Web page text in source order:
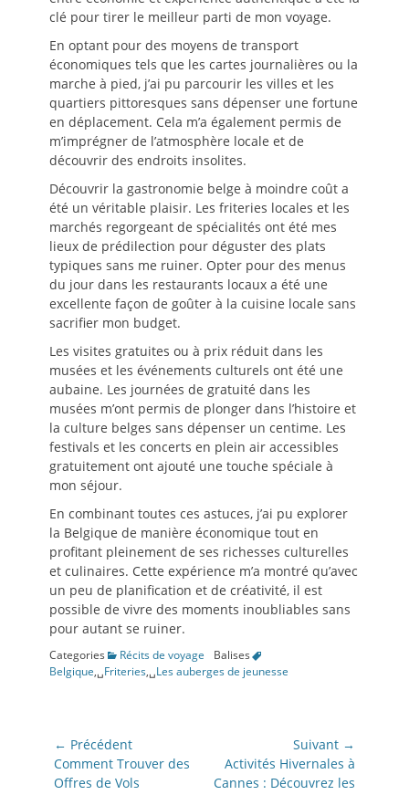
clé pour tirer le meilleur parti de mon voyage.
En optant pour des moyens de transport
économiques tels que les cartes journalières ou la
marche à pied, j’ai pu parcourir les villes et les
quartiers pittoresques sans dépenser une fortune
en déplacement. Cela m’a également permis de
m’imprégner de l’atmosphère locale et de
découvrir des endroits insolites.
Découvrir la gastronomie belge à moindre coût a
été un véritable plaisir. Les friteries locales et les
marchés regorgeant de spécialités ont été mes
lieux de prédilection pour déguster des plats
typiques sans me ruiner. Opter pour des menus
du jour dans les restaurants locaux a été une
excellente façon de goûter à la cuisine locale sans
sacrifier mon budget.
Les visites gratuites ou à prix réduit dans les
musées et les événements culturels ont été une
aubaine. Les journées de gratuité dans les
musées m’ont permis de plonger dans l’histoire et
la culture belges sans dépenser un centime. Les
festivals et les concerts en plein air accessibles
gratuitement ont ajouté une touche spéciale à
mon séjour.
En combinant toutes ces astuces, j’ai pu explorer
la Belgique de manière économique tout en
profitant pleinement de ses richesses culturelles
et culinaires. Cette expérience m’a montré qu’avec
un peu de planification et de créativité, il est
possible de vivre des moments inoubliables sans
pour autant se ruiner.
Categories Récits de voyage
Balises
Belgique,␣Friteries,␣Les auberges de jeunesse
Navigation
de
l’article
← Précédent
Article
précédent:
Comment Trouver des
Offres de Vols
Suivant →
Article
suivant:
Activités Hivernales à
Cannes : Découvrez les